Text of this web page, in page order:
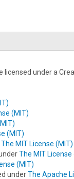
licensed under a
(MIT)
(MIT)
The MIT License (MIT)
The MIT License
(MIT)
underThe Apache